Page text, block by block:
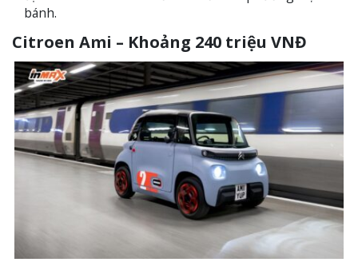
bánh.
Citroen Ami – Khoảng 240 triệu VNĐ